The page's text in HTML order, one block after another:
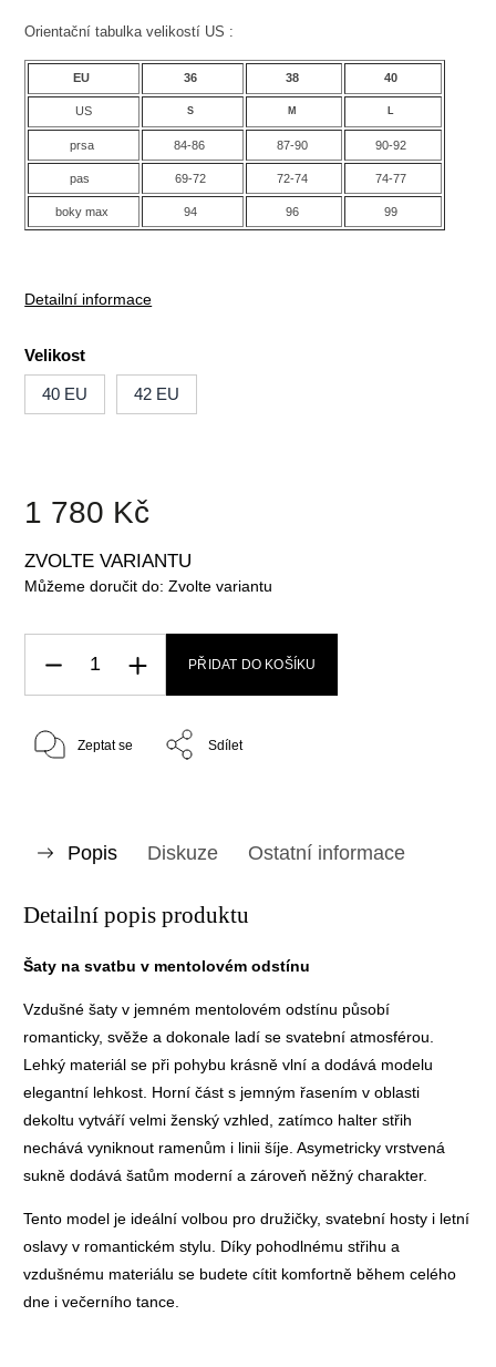
Orientační tabulka velikostí US :
EU 36 38 40
US S M
prsa 84-86 87-90 90-92
pas 69-72 72-74 74-77
boky max 94 96 99
Detailní informace
Velikost
40 EU 42 EU
1 780 Kč
ZVOLTE VARIANTU
Můžeme doručit do: Zvolte variantu
PŘIDAT DO KOŠÍKU
Zeptat se Sdílet
Popis Diskuze Ostatní informace
Detailní popis produktu
Šaty na svatbu v mentolovém odstínu
Vzdušné šaty v jemném mentolovém odstínu působí
romanticky, svěže a dokonale ladí se svatební atmosférou.
Lehký materiál se při pohybu krásně vlní a dodává modelu
elegantní lehkost. Horní část s jemným řasením v oblasti
dekoltu vytváří velmi ženský vzhled, zatímco halter střih
nechává vyniknout ramenům i linii šíje. Asymetricky vrstvená
sukně dodává šatům moderní a zároveň něžný charakter.
Tento model je ideální volbou pro družičky, svatební hosty i letní
oslavy v romantickém stylu. Díky pohodlnému střihu a
vzdušnému materiálu se budete cítit komfortně během celého
dne i večerního tance.